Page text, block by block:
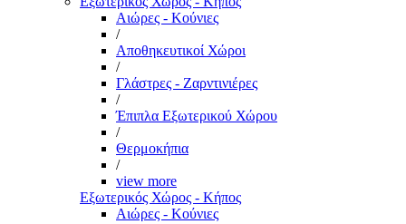
Αιώρες - Κούνιες
/
Αποθηκευτικοί Χώροι
/
Γλάστρες - Ζαρντινιέρες
/
Έπιπλα Εξωτερικού Χώρου
/
Θερμοκήπια
/
view more
Εξωτερικός Χώρος - Κήπος
Αιώρες - Κούνιες